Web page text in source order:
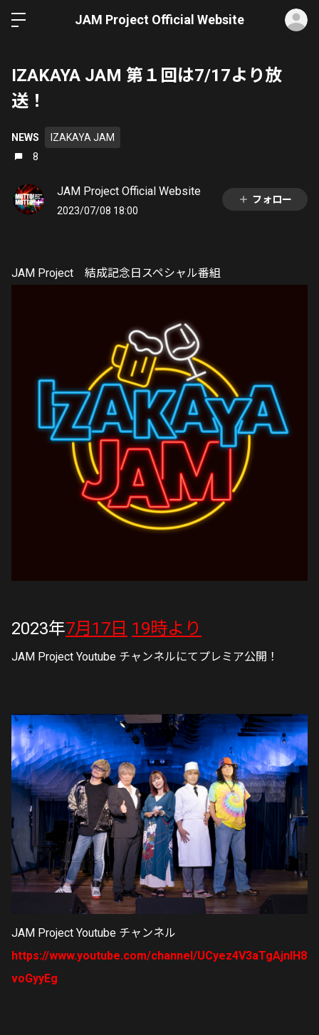
JAM Project Official Website
IZAKAYA JAM 第１回は7/17より放
送！
NEWS
IZAKAYA JAM
8
JAM Project Official Website
2023/07/08 18:00
フォロー
JAM Project 結成記念日スペシャル番組
2023年7月17日 19時より
JAM Project Youtube チャンネルにてプレミア公開！
JAM Project Youtube チャンネル
https://www.youtube.com/channel/UCyez4V3aTgAjnlH8
voGyyEg